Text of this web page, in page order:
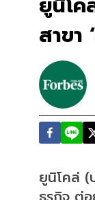
สาขา
ยูนิโคล่ (